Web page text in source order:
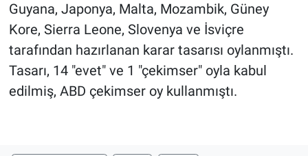
Guyana, Japonya, Malta, Mozambik, Güney
Kore, Sierra Leone, Slovenya ve İsviçre
tarafından hazırlanan karar tasarısı oylanmıştı.
Tasarı, 14 "evet" ve 1 "çekimser" oyla kabul
edilmiş, ABD çekimser oy kullanmıştı.